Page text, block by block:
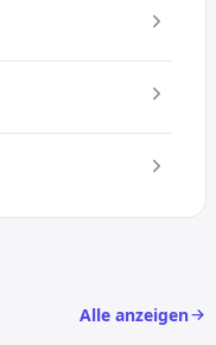
Alle anzeigen